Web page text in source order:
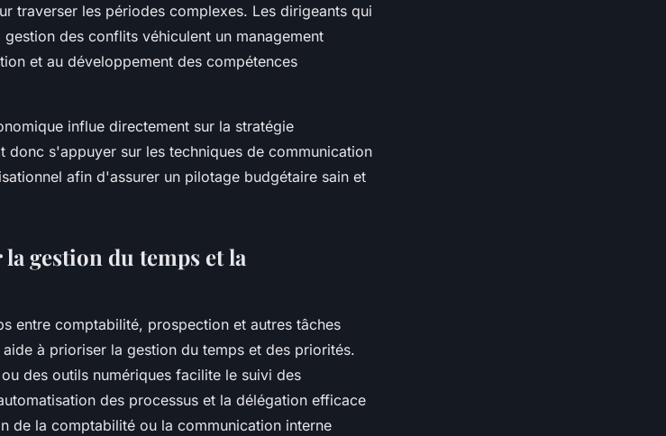
traverser les périodes complexes. Les dirigeants qui
des conflits véhiculent un management
et au développement des compétences
influe directement sur la stratégie
s'appuyer sur les techniques de communication
afin d'assurer un pilotage budgétaire sain et
gestion du temps et la
entre comptabilité, prospection et autres tâches
à prioriser la gestion du temps et des priorités.
ou des outils numériques facilite le suivi des
des processus et la délégation efficace
de la comptabilité ou la communication interne